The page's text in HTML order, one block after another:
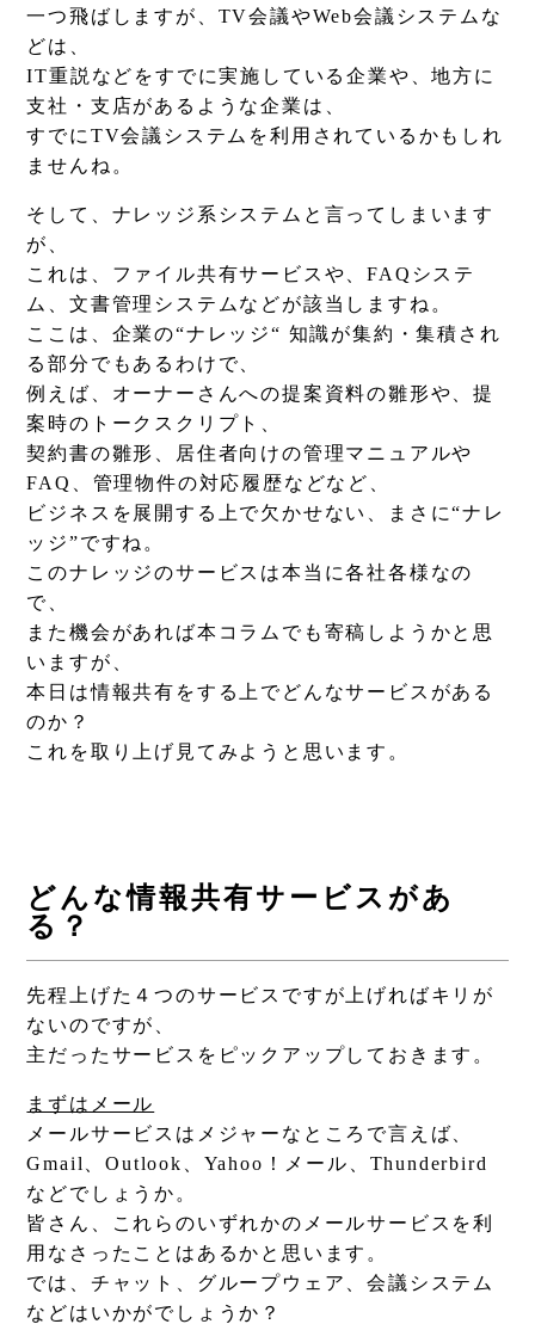
一つ飛ばしますが、TV会議やWeb会議システムな
どは、
IT重説などをすでに実施している企業や、地方に
支社・支店があるような企業は、
すでにTV会議システムを利用されているかもしれ
ませんね。
そして、ナレッジ系システムと言ってしまいます
が、
これは、ファイル共有サービスや、FAQシステ
ム、文書管理システムなどが該当しますね。
ここは、企業の“ナレッジ“ 知識が集約・集積され
る部分でもあるわけで、
例えば、オーナーさんへの提案資料の雛形や、提
案時のトークスクリプト、
契約書の雛形、居住者向けの管理マニュアルや
FAQ、管理物件の対応履歴などなど、
ビジネスを展開する上で欠かせない、まさに“ナレ
ッジ”ですね。
このナレッジのサービスは本当に各社各様なの
で、
また機会があれば本コラムでも寄稿しようかと思
いますが、
本日は情報共有をする上でどんなサービスがある
のか？
これを取り上げ見てみようと思います。
どんな情報共有サービスがあ
る？
先程上げた４つのサービスですが上げればキリが
ないのですが、
主だったサービスをピックアップしておきます。
まずはメール
メールサービスはメジャーなところで言えば、
Gmail、Outlook、Yahoo！メール、Thunderbird
などでしょうか。
皆さん、これらのいずれかのメールサービスを利
用なさったことはあるかと思います。
では、チャット、グループウェア、会議システム
などはいかがでしょうか？